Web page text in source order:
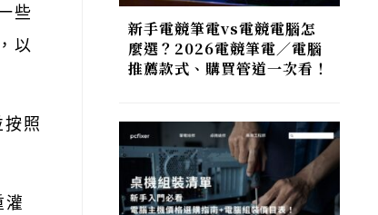
些
以
照
新手電競筆電vs電競電腦怎
麼選？2026電競筆電／電腦
推薦款式、購買管道一次看！